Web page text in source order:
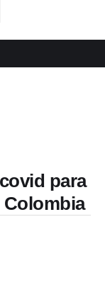
para
Colombia